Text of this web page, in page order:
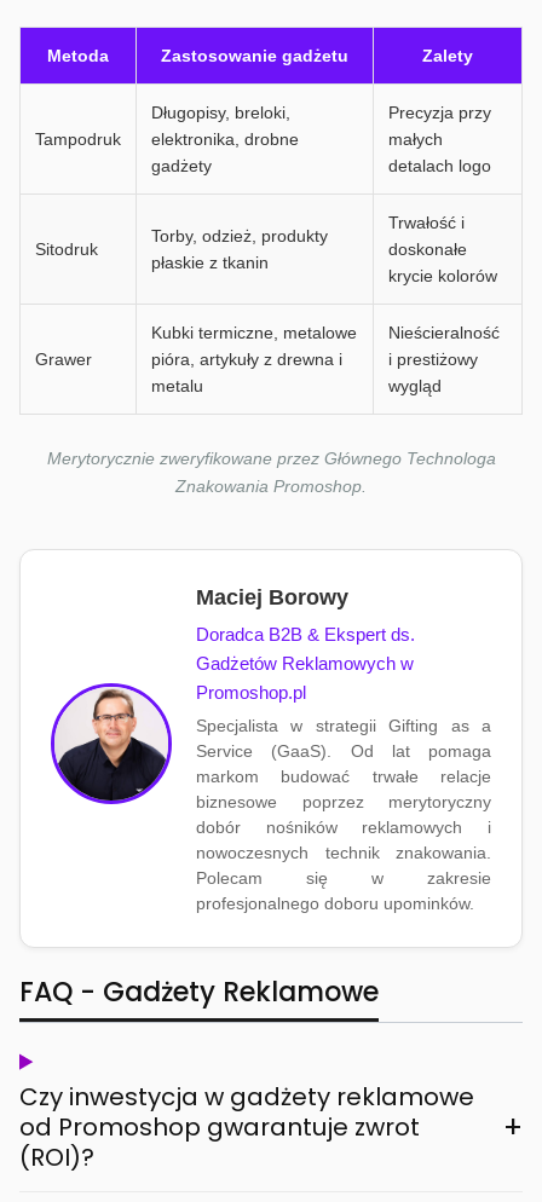
Metoda Zastosowanie gadżetu Zalety
Tampodruk
Długopisy, breloki,
elektronika, drobne
gadżety
Precyzja przy
małych
detalach logo
Sitodruk
Torby, odzież, produkty
płaskie z tkanin
Trwałość i
doskonałe
krycie kolorów
Grawer
Kubki termiczne, metalowe
pióra, artykuły z drewna i
metalu
Nieścieralność
i prestiżowy
wygląd
Merytorycznie zweryfikowane przez Głównego Technologa
Znakowania Promoshop.
Maciej Borowy
Doradca B2B & Ekspert ds.
Gadżetów Reklamowych w
Promoshop.pl
Specjalista w strategii Gifting as a
Service (GaaS). Od lat pomaga
markom budować trwałe relacje
biznesowe poprzez merytoryczny
dobór nośników reklamowych i
nowoczesnych technik znakowania.
Polecam się w zakresie
profesjonalnego doboru upominków.
FAQ - Gadżety Reklamowe
Czy inwestycja w gadżety reklamowe
od Promoshop gwarantuje zwrot
(ROI)?
+